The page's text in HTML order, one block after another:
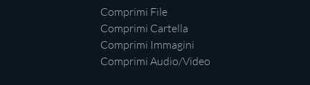
Comprimi File
Comprimi Cartella
Comprimi Immagini
Comprimi Audio/Video